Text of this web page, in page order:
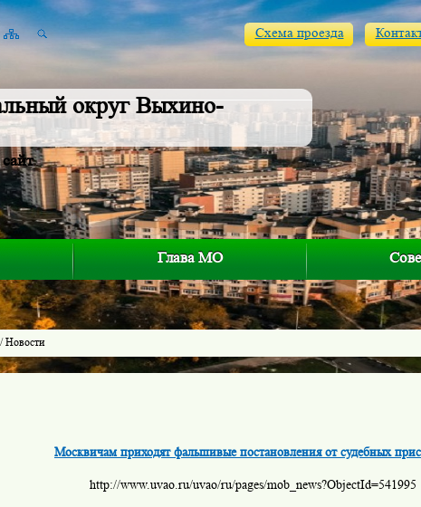
округ Выхино-
Схема проезда
Глава МО
/ Новости
Москвичам приходят фальшивые постановления от судебных
http://www.uvao.ru/uvao/ru/pages/mob_news?ObjectId=541995